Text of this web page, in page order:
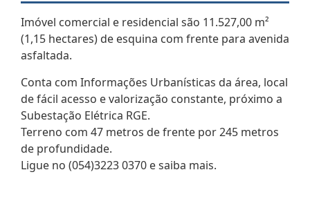
Imóvel comercial e residencial são 11.527,00 m²
(1,15 hectares) de esquina com frente para avenida
asfaltada.
Conta com Informações Urbanísticas da área, local
de fácil acesso e valorização constante, próximo a
Subestação Elétrica RGE.
Terreno com 47 metros de frente por 245 metros
de profundidade.
Ligue no (054)3223 0370 e saiba mais.